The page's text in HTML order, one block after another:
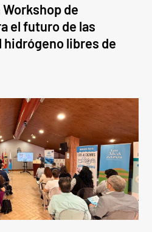
de
el futuro de las
hidrógeno libres de